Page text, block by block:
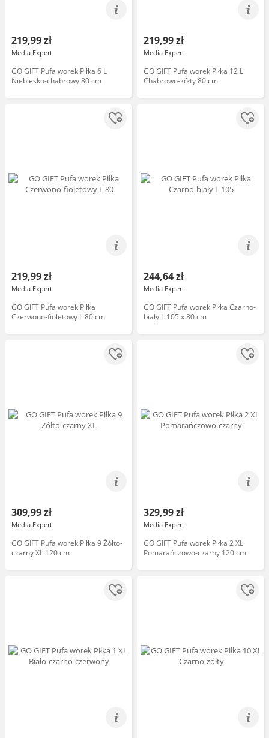
219,99 zł
Media Expert
GO GIFT Pufa worek Piłka 6 L
Niebiesko-chabrowy 80 cm
219,99 zł
Media Expert
GO GIFT Pufa worek Piłka 12 L
Chabrowo-żółty 80 cm
219,99 zł
Media Expert
GO GIFT Pufa worek Piłka
Czerwono-fioletowy L 80 cm
244,64 zł
Media Expert
GO GIFT Pufa worek Piłka Czarno-
biały L 105 x 80 cm
309,99 zł
Media Expert
GO GIFT Pufa worek Piłka 9 Żółto-
czarny XL 120 cm
329,99 zł
Media Expert
GO GIFT Pufa worek Piłka 2 XL
Pomarańczowo-czarny 120 cm